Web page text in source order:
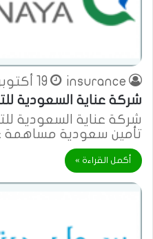
insurance 19 أكتوبر، 2020
شركة عناية السعودية
شركة عناية السعودية
تأمين سعودية
أكمل القراءة »